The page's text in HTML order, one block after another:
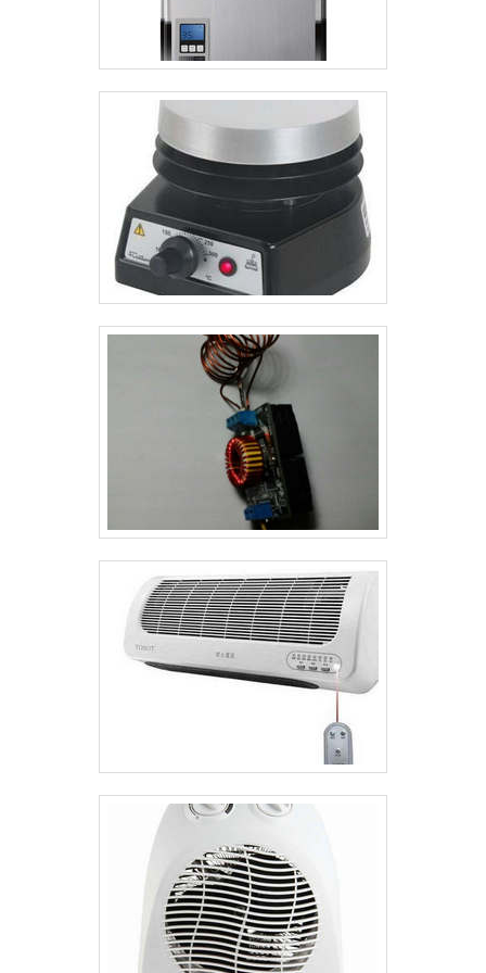
empresas especializadas no segmento. Esse tipo
de cuidado ajuda a garantir a qualidade e
com substituições frequentes de produtos que não
cumprem com suas funções adequadamente.
Assim, é possível poupar gastos
desnecessários.Existem diversos motivos para a
Tenge ter se tornado destaque quando pensamos
em uma empresa que entrega confiança e serviços
de qualidade. Alguns desses motivos são:
Representantes por todo o Brasil; Equipe
empenhada em sanar as necessidades de seus
clientes; Funcionários especializados; Instalada em
uma área de 12.000 m²; Maquinário moderno.A
EMPRESA MAIS QUALIFICADA DO
SEGMENTOSomente na Tenge existem as
melhores variedades no segmento quando o
assunto for aquecedor de óleo à biomassa. A
empresa oferece opções como gerador instantâneo
de vapor serpentinado modelo SDE e caldeira
elétrica TGR.É comprometida com seus serviços e
a melhor empresa de tratamento térmico,
conquistas adquiridas porque investiu em uma
estrutura que hoje conta com uma instalação em
uma área de 12.000 m² e equipamentos de última
geração. Esses fatores, somados a um time com
representantes por todo o Brasil e profissionais
certificados, garante uma entrega de excelência de